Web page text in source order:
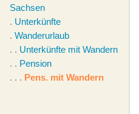
Sachsen
. Unterkünfte
. Wanderurlaub
. . Unterkünfte mit Wandern
. . Pension
. . . Pens. mit Wandern